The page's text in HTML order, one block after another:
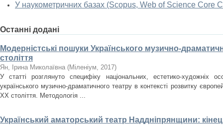
У наукометричних базах (Scopus, Web of Science Core
Останні додані
Модерністські пошуки Українського музично-
століття
Ян, Ірина Миколаївна (Міленіум, 2017)
У статті розглянуто специфіку національних, естетико-художніх
українського музично-драматичного театру в контексті розвитку
ХХ століття. Методологія ...
Український аматорський театр Наддніпрянщини: